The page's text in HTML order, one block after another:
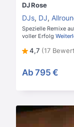
DJ Rose
DJs, DJ,
Spezielle Remixe
voller Erfolg
4,7 (17
Ab 795 €